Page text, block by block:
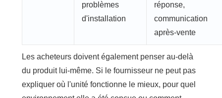
problèmes
d'installation
réponse,
communication
après-vente
Les acheteurs doivent également penser au-delà
du produit lui-même. Si le fournisseur ne peut pas
expliquer où l'unité fonctionne le mieux, pour quel